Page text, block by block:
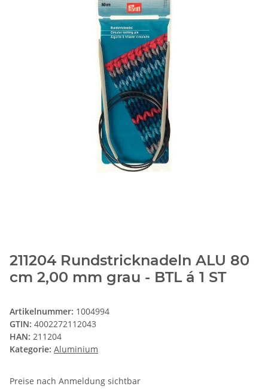
211204 Rundstricknadeln ALU 80
cm 2,00 mm grau - BTL á 1 ST
Artikelnummer: 1004994
GTIN: 4002272112043
HAN: 211204
Kategorie: Aluminium
Preise nach Anmeldung sichtbar